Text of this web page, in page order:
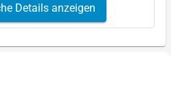
Details anzeigen